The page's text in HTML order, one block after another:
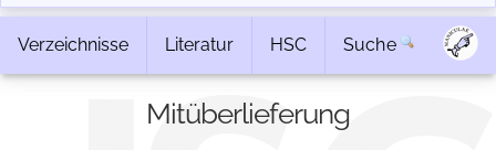
Verzeichnisse Literatur HSC Suche
Mitüberlieferung